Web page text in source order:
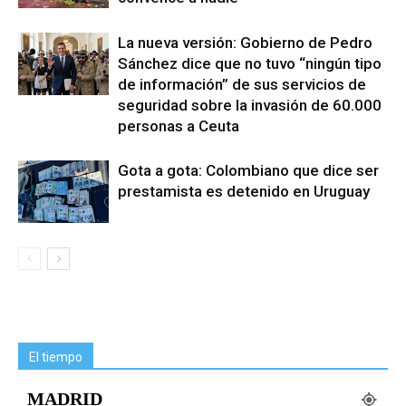
La nueva versión: Gobierno de Pedro
Sánchez dice que no tuvo “ningún tipo
de información” de sus servicios de
seguridad sobre la invasión de 60.000
personas a Ceuta
Gota a gota: Colombiano que dice ser
prestamista es detenido en Uruguay
El tiempo
MADRID